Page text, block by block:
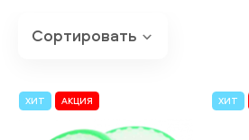
ХИТ АКЦИЯ ХИТ